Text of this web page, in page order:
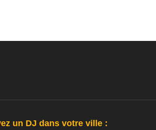
un DJ dans votre ville :